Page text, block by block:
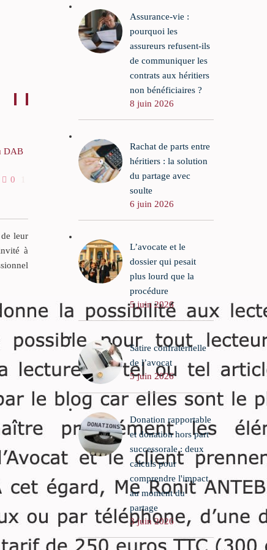
DAB
au
0
Les bijoux et les cadeaux
d’usage
Au décès de leur mère,
deux cohéritiers se
disputent le sort d’une
dénommée « Marguerite »,
issue de la succession
maternelle.
Le frère soutient que sa
sœur a dérobé les bijoux de
leur mère au décès de celle-
ci.
10 Sep 2025
leur
à
Assurance-vie :
pourquoi les
assureurs refusent-ils
de communiquer les
contrats aux héritiers
non bénéficiaires ?
8 juin 2026
Rachat de parts entre
héritiers : la solution
du partage avec
soulte
6 juin 2026
L’avocate et le
dossier qui pesait
plus lourd que la
procédure
5 juin 2026
Satire confraternelle
de l’avocat
5 juin 2026
Donation rapportable
et donation hors part
successorale : deux
calculs pour
comprendre l'impact
au moment du
partage
3 juin 2026